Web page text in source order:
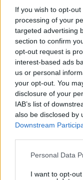
If you wish to opt-
processing of your
targeted advertising
section to confirm
opt-out request is
interest-based ads
us or personal
your opt-out. You
disclosure of your
IAB’s list of
also be disclosed by
Downstream
Please note that
not limited to your
Personal Data
I want to opt-
κυβέρνηση - Ο